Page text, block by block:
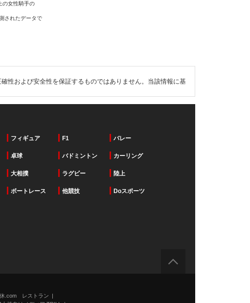
の女性騎手の
されたデータで
性および安全性を保証するものではありません。当該情報に基
フィギュア F1 バレー
卓球 バドミントン カーリング
大相撲 ラグビー 陸上
ボートレース 他競技 Doスポーツ
.com レストラン